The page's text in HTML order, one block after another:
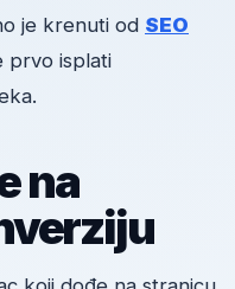
je krenuti od SEO
prvo isplati
na